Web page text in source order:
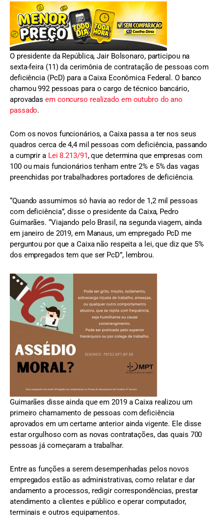
O presidente da República, Jair Bolsonaro, participou na
sexta-feira (11) da cerimônia de contratação de pessoas com
deficiência (PcD) para a Caixa Econômica Federal. O banco
chamou 992 pessoas para o cargo de técnico bancário,
aprovadasem concurso realizado em outubro do ano
passado.
Com os novos funcionários, a Caixa passa a ter nos seus
quadros cerca de 4,4 mil pessoas com deficiência, passando
a cumprir a Lei 8.213/91, que determina que empresas com
100 ou mais funcionários tenham entre 2% e 5% das vagas
preenchidas por trabalhadores portadores de deficiência.
“Quando assumimos só havia ao redor de 1,2 mil pessoas
com deficiência”, disse o presidente da Caixa, Pedro
Guimarães. “Viajando pelo Brasil, na segunda viagem, ainda
em janeiro de 2019, em Manaus, um empregado PcD me
perguntou por que a Caixa não respeita a lei, que diz que 5%
dos empregados tem que ser PcD”, lembrou.
Guimarães disse ainda que em 2019 a Caixa realizou um
primeiro chamamento de pessoas com deficiência
aprovados em um certame anterior ainda vigente. Ele disse
estar orgulhoso com as novas contratações, das quais 700
pessoas já começaram a trabalhar.
Entre as funções a serem desempenhadas pelos novos
empregados estão as administrativas, como relatar e dar
andamento a processos, redigir correspondências, prestar
atendimento a clientes e público e operar computador,
terminais e outros equipamentos.